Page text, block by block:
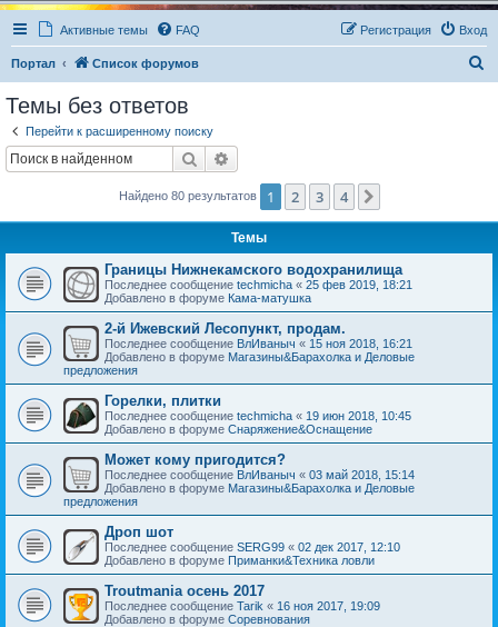
Активные темы FAQ Вход
Регистрация
Портал Список форумов
Темы без ответов
Перейти к расширенному поиску
Поиск
Найдено 80 результатов 1 2 3 4
Темы
Границы Нижнекамского водохранилища
Последнее сообщение techmicha « 25 фев 2019, 18:21
Добавлено в форуме Кама-матушка
2-й Ижевский Лесопункт, продам.
Последнее сообщение ВлИваныч « 15 ноя 2018, 16:21
Добавлено в форуме Магазины&Барахолка и Деловые
предложения
Горелки, плитки
Последнее сообщение techmicha « 19 июн 2018, 10:45
Добавлено в форуме Снаряжение&Оснащение
Может кому пригодится?
Последнее сообщение ВлИваныч « 03 май 2018, 15:14
Добавлено в форуме Магазины&Барахолка и Деловые
предложения
Дроп шот
Последнее сообщение SERG99 « 02 дек 2017, 12:10
Добавлено в форуме Приманки&Техника ловли
Troutmania осень 2017
Последнее сообщение Tarik « 16 ноя 2017, 19:09
Добавлено в форуме Соревнования